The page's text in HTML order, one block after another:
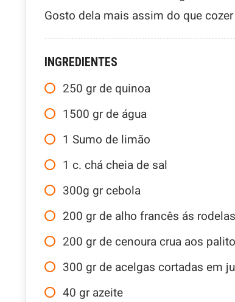
Gosto dela mais assim do que
INGREDIENTES
250 gr de quinoa
1500 gr de água
1 Sumo de limão
1 c. chá cheia de sal
300g gr cebola
200 gr de alho francês ás rodelas
200 gr de cenoura crua aos
300 gr de acelgas cortadas em
40 gr azeite